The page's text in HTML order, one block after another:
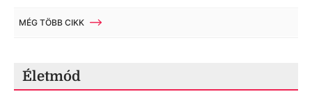
MÉG TÖBB CIKK
Életmód